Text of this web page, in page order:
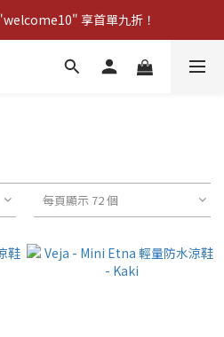
享首單九折！
享首單九折！
特典 · 全品項買一送一
每頁顯示 72 個